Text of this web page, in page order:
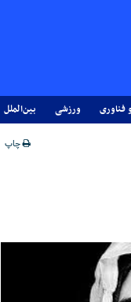
فناوری ورزشی بین‌الملل
چاپ